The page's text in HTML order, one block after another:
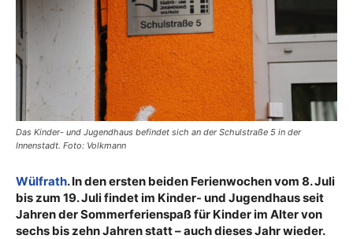
Das Kinder- und Jugendhaus befindet sich an der Schulstraße 5 in der
Innenstadt. Foto: Volkmann
Wülfrath. In den ersten beiden Ferienwochen vom 8. Juli
bis zum 19. Juli findet im Kinder- und Jugendhaus seit
Jahren der Sommerferienspaß für Kinder im Alter von
sechs bis zehn Jahren statt – auch dieses Jahr wieder.